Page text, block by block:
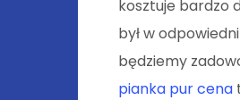
kosztuje bardzo
był w
będziemy
pianka pur cena